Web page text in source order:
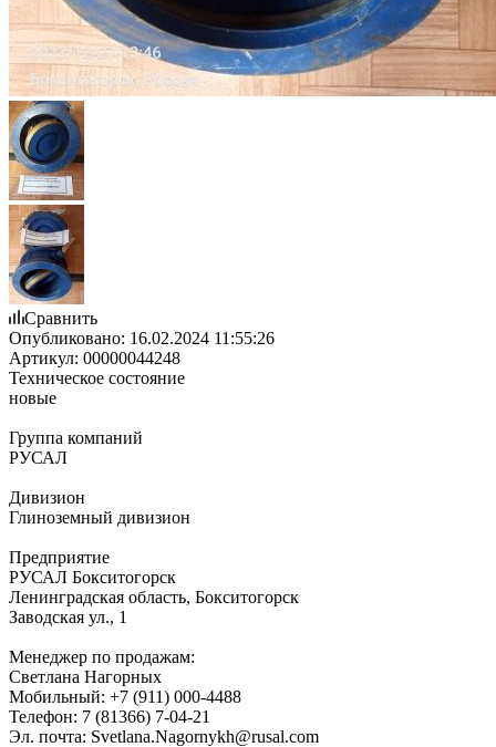
Сравнить
Опубликовано: 16.02.2024 11:55:26
Артикул: 00000044248
Техническое состояние
новые
Группа компаний
РУСАЛ
Дивизион
Глиноземный дивизион
Предприятие
РУСАЛ Бокситогорск
Ленинградская область, Бокситогорск
Заводская ул., 1
Менеджер по продажам:
Светлана Нагорных
Мобильный: +7 (911) 000-4488
Телефон: 7 (81366) 7-04-21
Эл. почта: Svetlana.Nagornykh@rusal.com